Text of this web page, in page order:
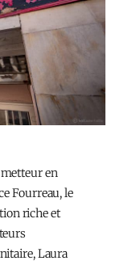
en
Fourreau, le
riche et
Laura